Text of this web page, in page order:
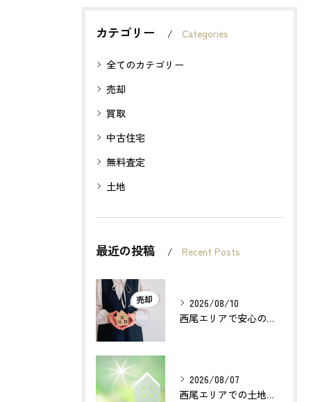
カテゴリー Categories
全てのカテゴリー
売却
買取
中古住宅
無料査定
土地
最近の投稿 Recent Posts
2026/08/10
西尾エリアで安心の不動産売却サポート戦略とは？
2026/08/07
西尾エリアでの土地売却成功の秘訣とは？